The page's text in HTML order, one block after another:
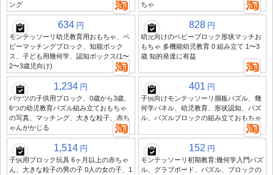
ング
ちゃ
634 円
モンテッソーリ幼児教育用おもちゃ、ベ
ビーマッチングブロック、知能ボック
ス、子ども用幾何学、認知ボックス(1〜
2〜3歳児向け)
828 円
幼児向けのベビーブロック形状マッチお
もちゃ 多機能幼児教育 0 組み立て 1〜3
歳 知的発達に有益
1,234 円
バケツの子供用ブロック、0歳から3歳、
6つの幼児教育パズル組み立ておもちゃ
の写真、マッチング、大きな粒子、赤ち
ゃんがかじる
401 円
子供向けモンテッソーリ掴板パズル、幾
何学パネル、幼児教育、形状認知、パズ
ル、パズルブロックの組み立ておもちゃ
1,514 円
子供用ブロック玩具 6ヶ月以上の赤ちゃ
ん、大きな粒子の男の子 0人の女の子、1
152 円
モンテッソーリ初期教育:幾何学入門パズ
ル、グラブボード、パズル、ブロックの